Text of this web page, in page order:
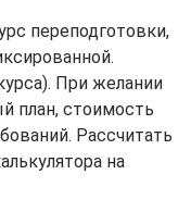
переподготовки,
При желании
план, стоимость
Рассчитать
на